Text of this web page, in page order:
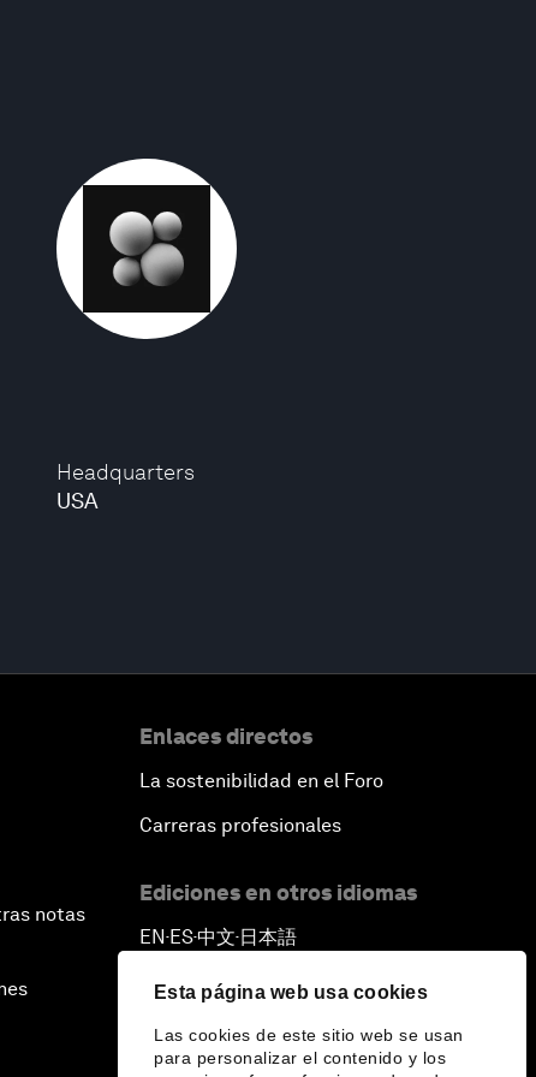
Esta página web usa cookies
Las cookies de este sitio web se usan
para personalizar el contenido y los
Headquarters
USA
notas
Enlaces directos
La sostenibilidad en el Foro
Carreras profesionales
Ediciones en otros idiomas
EN ▪ES▪中文▪ 日本語